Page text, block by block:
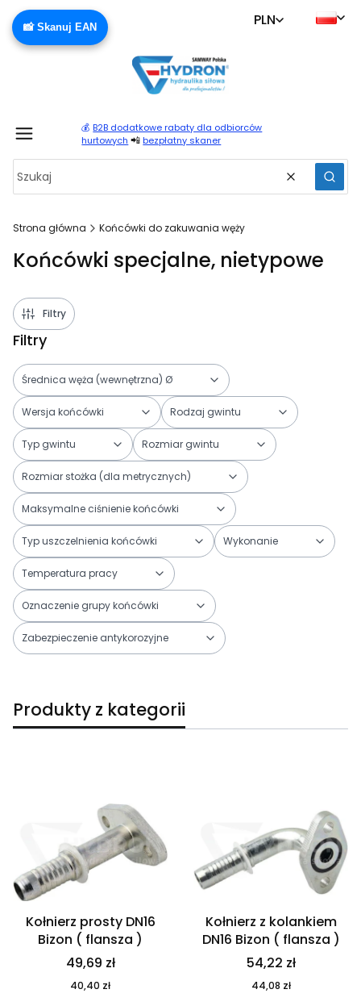
📸 Skanuj EAN PLN
💰 B2B dodatkowe rabaty dla odbiorców
hurtowych 📲 bezpłatny skaner
Wyczyść
Strona główna Końcówki do zakuwania węży
Końcówki specjalne, nietypowe
Filtry
Filtry
Średnica węża (wewnętrzna) Ø
Wersja końcówki Rodzaj gwintu
Typ gwintu Rozmiar gwintu
Rozmiar stożka (dla metrycznych)
Maksymalne ciśnienie końcówki
Typ uszczelnienia końcówki Wykonanie
Temperatura pracy
Oznaczenie grupy końcówki
Zabezpieczenie antykorozyjne
Produkty z kategorii
Kołnierz prosty DN16
Bizon ( flansza )
49,69 zł
40,40 zł
Kołnierz z kolankiem
DN16 Bizon ( flansza )
54,22 zł
44,08 zł